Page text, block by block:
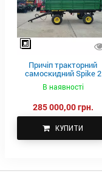
Причіп тракторний
самоскидний Spike 2
В наявності
285 000,00 грн.
КУПИТИ